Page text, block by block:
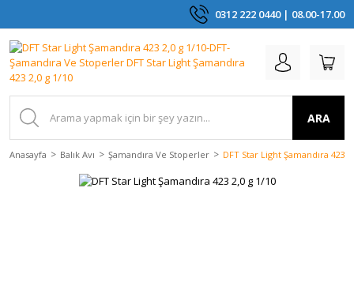
0312 222 0440 | 08.00-17.00
ARA
Anasayfa Balık Avı Şamandıra Ve Stoperler DFT Star Light Şamandıra 423